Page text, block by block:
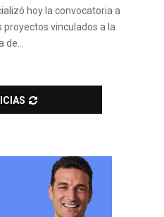
hoy la convocatoria a
vinculados a la